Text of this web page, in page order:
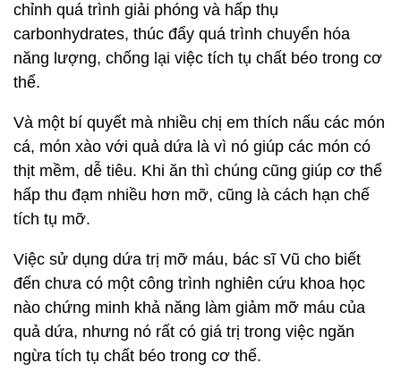
chỉnh quá trình giải phóng và hấp thụ
carbonhydrates, thúc đẩy quá trình chuyển hóa
năng lượng, chống lại việc tích tụ chất béo trong cơ
thể.
Và một bí quyết mà nhiều chị em thích nấu các món
cá, món xào với quả dứa là vì nó giúp các món có
thịt mềm, dễ tiêu. Khi ăn thì chúng cũng giúp cơ thể
hấp thu đạm nhiều hơn mỡ, cũng là cách hạn chế
tích tụ mỡ.
Việc sử dụng dứa trị mỡ máu, bác sĩ Vũ cho biết
đến chưa có một công trình nghiên cứu khoa học
nào chứng minh khả năng làm giảm mỡ máu của
quả dứa, nhưng nó rất có giá trị trong việc ngăn
ngừa tích tụ chất béo trong cơ thể.